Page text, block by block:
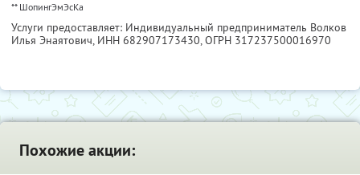
** ШопингЭмЭсКа
Услуги предоставляет: Индивидуальный предприниматель Волков
Илья Энаятович, ИНН 682907173430, ОГРН 317237500016970
Похожие акции: